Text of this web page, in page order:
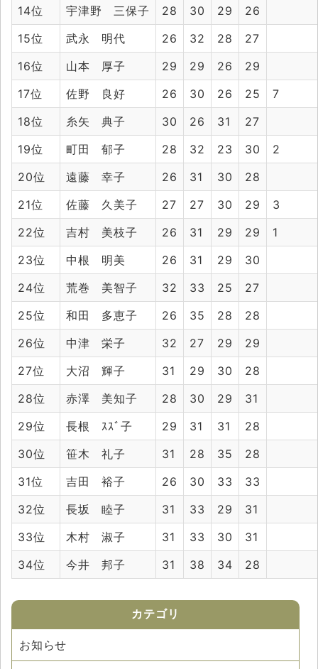
14位
宇津野 三保子 28 30 29
26
15位
武永 明代 26 32 28
27
16位
山本 厚子 29 29 26
29
17位
佐野 良好 26 30 26 25
7
18位
糸矢 典子 30 26 31
27
19位
町田 郁子 28 32 23 30
2
20位
遠藤 幸子 26 31 30
28
21位
佐藤 久美子 27 27 30 29
3
22位
吉村 美枝子 26 31 29 29
1
23位
中根 明美 26 31 29
30
24位
荒巻 美智子 32 33 25
27
25位
和田 多恵子 26 35 28
28
26位
中津 栄子 32 27 29
29
27位
大沼 輝子 31 29 30
28
28位
赤澤 美知子 28 30 29
31
29位
長根 ｽｽﾞ子 29 31 31
28
30位
笹木 礼子 31 28 35
28
31位
吉田 裕子 26 30 33
33
32位
長坂 睦子 31 33 29
31
33位
木村 淑子 31 33 30
31
34位
今井 邦子 31 38 34 28
カテゴリ
お知らせ